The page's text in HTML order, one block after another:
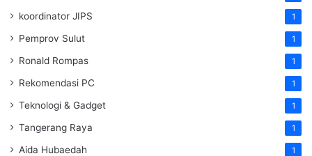
koordinator JIPS 1
Pemprov Sulut 1
Ronald Rompas 1
Rekomendasi PC 1
Teknologi & Gadget 1
Tangerang Raya 1
Aida Hubaedah 1